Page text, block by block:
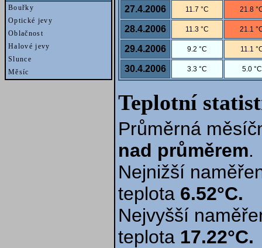
Bouřky
Optické jevy
Oblačnost
Halové jevy
Slunce
Měsíc
27.4.2006 11.7 °C 21.8
28.4.2006 11.3 °C 21.1
29.4.2006 9.2 °C 11.1
30.4.2006 3.3 °C 5.0 °C
Teplotní
Průměrná
nad průměrem.
Nejnižší
teplota 6.52°C.
Nejvyšší
teplota 17.22°C.